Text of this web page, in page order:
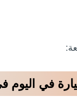
في اليوم